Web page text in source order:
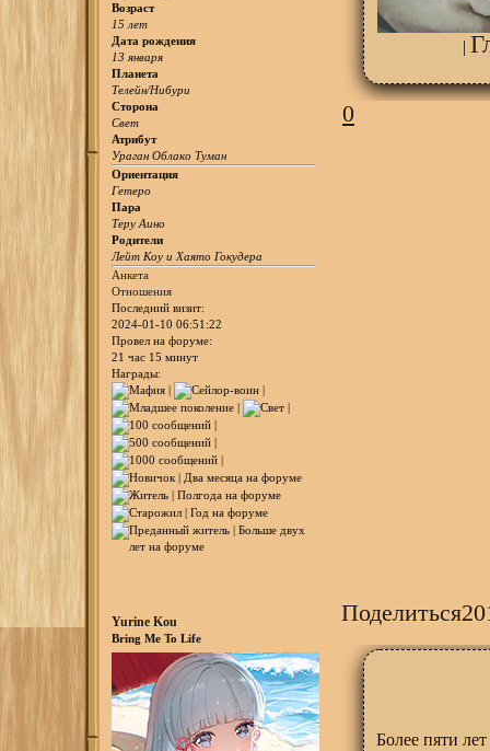
Возраст
15 лет
Дата рождения
13 января
Планета
Телейн/Нибури
Сторона
Свет
Атрибут
Ураган Облако Туман
Ориентация
Гетеро
Пара
Теру Аино
Родители
Лейт Коу и Хаято Гокудера
Анкета
Отношения
Последний визит:
2024-01-10 06:51:22
Провел на форуме:
21 час 15 минут
Награды:
|
0
Поделиться
Yurine Kou
Bring Me To Life
Более пяти